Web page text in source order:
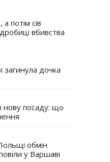
потім сів
вбивства
загинула дочка
посаду: що
обмін
у Варшаві